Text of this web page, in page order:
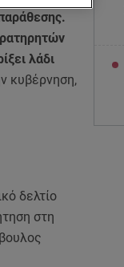
λάδι
κυβέρνηση,
δελτίο
στη